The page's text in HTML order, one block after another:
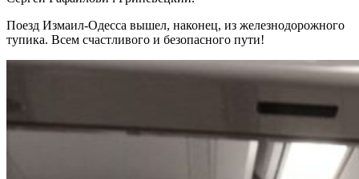
Поезд Измаил-Одесса вышел, наконец, из железнодорожного
тупика. Всем счастливого и безопасного пути!